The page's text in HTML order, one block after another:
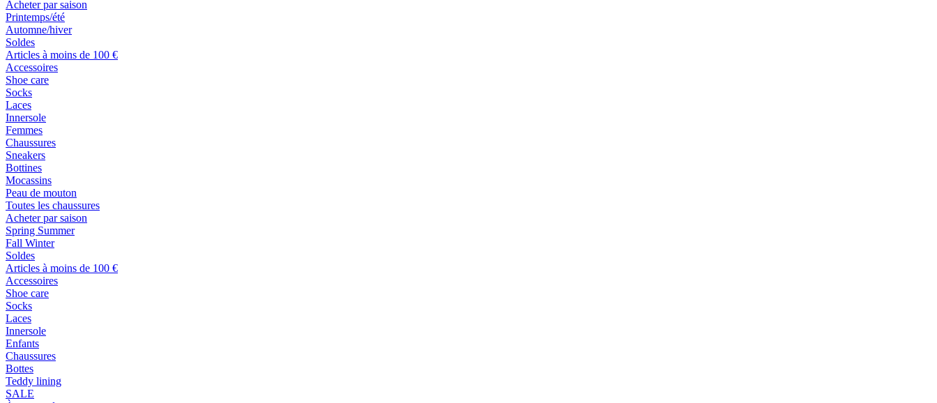
Acheter par saison
Printemps/été
Automne/hiver
Soldes
Articles à moins de 100 €
Accessoires
Shoe care
Socks
Laces
Innersole
Femmes
Chaussures
Sneakers
Bottines
Mocassins
Peau de mouton
Toutes les chaussures
Acheter par saison
Spring Summer
Fall Winter
Soldes
Articles à moins de 100 €
Accessoires
Shoe care
Socks
Laces
Innersole
Enfants
Chaussures
Bottes
Teddy lining
SALE